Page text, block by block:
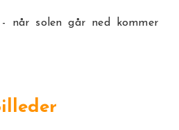
- når solen går ned kommer